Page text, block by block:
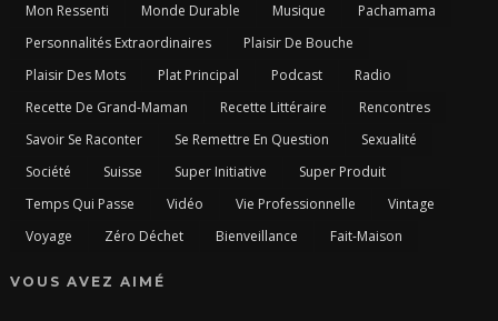
Mon Ressenti
Monde Durable Musique
Pachamama
Personnalités Extraordinaires
Plaisir De Bouche
Plaisir Des Mots
Plat Principal Podcast
Radio
Recette De Grand-Maman
Recette Littéraire
Rencontres
Savoir Se Raconter
Se Remettre En Question
Sexualité
Société
Suisse Super Initiative
Super Produit
Temps Qui Passe
Vidéo Vie Professionnelle
Vintage
Voyage
Zéro Déchet Bienveillance Fait-Maison
VOUS AVEZ AIMÉ